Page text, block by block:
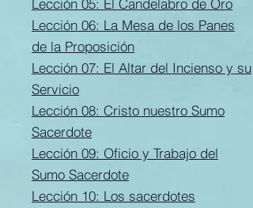
Lección 05: El Candelabro de Oro
Lección 06: La Mesa de los Panes
de la Proposición
Lección 07: El Altar del Incienso y su
Servicio
Lección 08: Cristo nuestro Sumo
Sacerdote
Lección 09: Oficio y Trabajo del
Sumo Sacerdote
Lección 10: Los sacerdotes